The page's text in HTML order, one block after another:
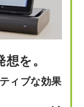
を。
ィブな効果